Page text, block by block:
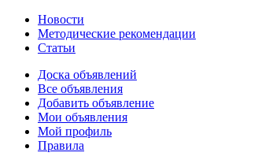
Новости
Методические рекомендации
Статьи
Доска объявлений
Все объявления
Добавить объявление
Мои объявления
Мой профиль
Правила